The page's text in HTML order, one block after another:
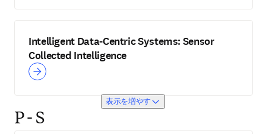
Intelligent Data-Centric Systems: Sensor
Collected Intelligence
表示を増やす
P - S